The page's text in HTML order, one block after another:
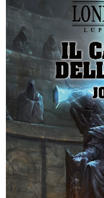
Editoria
Giochi di Carte
Miniature
Accessori
Giocattoli e Gadget